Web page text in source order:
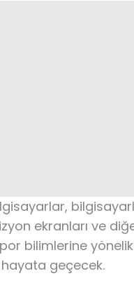
ekranları ve
bilimlerine
geçecek.